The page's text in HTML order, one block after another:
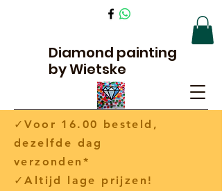
Diamond painting
by Wietske
✓Voor 16.00 besteld,
dezelfde dag
verzonden*
✓Altijd lage prijzen!